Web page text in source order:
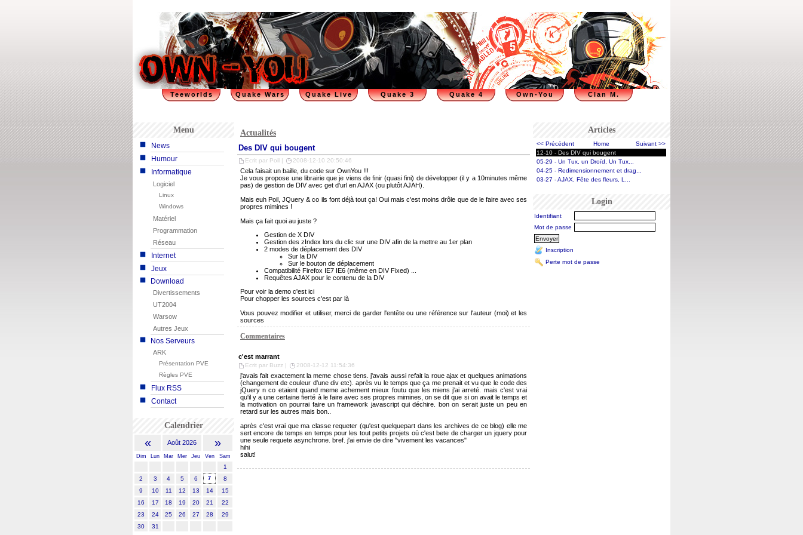
Clan M.
Own-You
Quake 4
Quake 3
Quake Live
Quake Wars
Teeworlds
Menu
News
Humour
Informatique
Logiciel
Linux
Windows
Matériel
Programmation
Réseau
Internet
Jeux
Download
Divertissements
UT2004
Warsow
Autres Jeux
Nos Serveurs
ARK
Présentation PVE
Règles PVE
Flux RSS
Contact
Calendrier
« Août 2026 »
Dim Lun Mar Mer Jeu Ven Sam
1
2
3 4 5 6 7
8
9
10 11 12 13 14
15
16
17 18 19 20 21
22
23
24 25 26 27 28
29
30
31
Articles
<< Précédent Home
Suivant >>
12-10 - Des DIV qui bougent
05-29 - Un Tux, un Droïd, Un Tux...
04-25 - Redimensionnement et drag...
03-27 - AJAX, Fête des fleurs, L...
Login
Identifiant
Mot de passe
Inscription
Perte mot de passe
Actualités
Des DIV qui bougent
Ecrit par Poil | 2008-12-10 20:50:46
Cela faisait un baille, du code sur OwnYou !!!
Je vous propose une librairie que je viens de finir (quasi fini) de développer (il y a 10minutes même
pas) de gestion de DIV avec get d'url en AJAX (ou plutôt AJAH).
Mais euh Poil, JQuery & co ils font déjà tout ça! Oui mais c'est moins drôle que de le faire avec ses
propres mimines !
Mais ça fait quoi au juste ?
Gestion de X DIV
Gestion des zIndex lors du clic sur une DIV afin de la mettre au 1er plan
2 modes de déplacement des DIV
Sur la DIV
Sur le bouton de déplacement
Compatibilité Firefox IE7 IE6 (même en DIV Fixed) ...
Requêtes AJAX pour le contenu de la DIV
Pour voir la demo c'est ici
Pour chopper les sources c'est par là
Vous pouvez modifier et utiliser, merci de garder l'entête ou une référence sur l'auteur (moi) et les
sources
Commentaires
c'est marrant
Ecrit par Buzz | 2008-12-12 11:54:36
j'avais fait exactement la meme chose tiens. j'avais aussi refait la roue ajax et quelques animations
(changement de couleur d'une div etc). après vu le temps que ça me prenait et vu que le code des
jQuery n co etaient quand meme achement mieux foutu que les miens j'ai arreté. mais c'est vrai
qu'il y a une certaine fierté à le faire avec ses propres mimines, on se dit que si on avait le temps et
la motivation on pourrai faire un framework javascript qui déchire. bon on serait juste un peu en
retard sur les autres mais bon..
après c'est vrai que ma classe requeter (qu'est quelquepart dans les archives de ce blog) elle me
sert encore de temps en temps pour les tout petits projets où c'est bete de charger un jquery pour
une seule requete asynchrone. bref. j'ai envie de dire "vivement les vacances"
hihi
salut!